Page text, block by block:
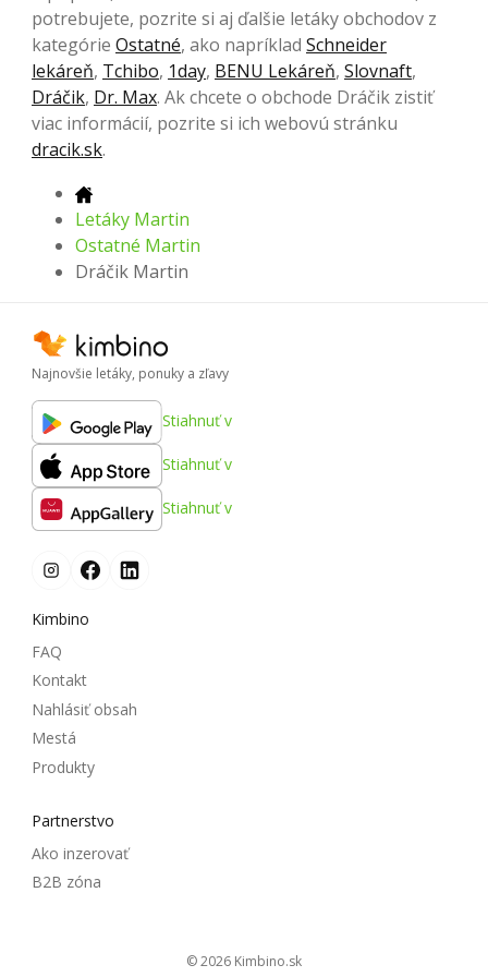
potrebujete, pozrite si aj ďalšie letáky obchodov z
kategórie Ostatné, ako napríklad Schneider
lekáreň, Tchibo, 1day, BENU Lekáreň, Slovnaft,
Dráčik, Dr. Max. Ak chcete o obchode Dráčik zistiť
viac informácií, pozrite si ich webovú stránku
dracik.sk.
Letáky Martin
Ostatné Martin
Dráčik Martin
Najnovšie letáky, ponuky a zľavy
Stiahnuť v
Stiahnuť v
Stiahnuť v
Kimbino
FAQ
Kontakt
Nahlásiť obsah
Mestá
Produkty
Partnerstvo
Ako inzerovať
B2B zóna
© 2026 kimbino.sk